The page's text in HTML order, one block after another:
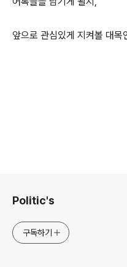
앞으로 관심있게 지켜볼 대
Politic's
구독하기